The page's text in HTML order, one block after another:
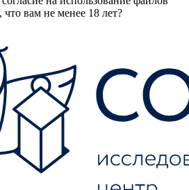
вам не менее 18 лет?